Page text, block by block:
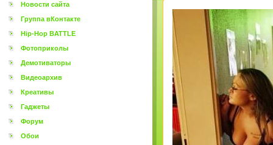
Новости сайта
Группа вКонтакте
Hip-Hop BATTLE
Фотоприколы
Демотиваторы
Видеоархив
Креативы
Гаджеты
Форум
Обои